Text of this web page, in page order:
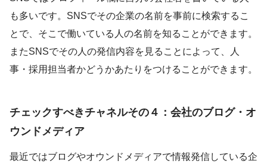
も多いです。SNSでその企業の名前を事前に検索するこ
とで、そこで働いている人の名前を知ることができます。
またSNSでその人の発信内容を見ることによって、人
事・採用担当者かどうかあたりをつけることができます。
チェックすべきチャネルその４：会社のブログ・オ
ウンドメディア
最近ではブログやオウンドメディアで情報発信している企